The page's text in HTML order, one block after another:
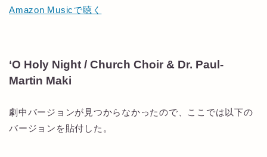
Amazon Musicで聴く
‘O Holy Night / Church Choir & Dr. Paul-
Martin Maki
劇中バージョンが見つからなかったので、ここでは以下の
バージョンを貼付した。